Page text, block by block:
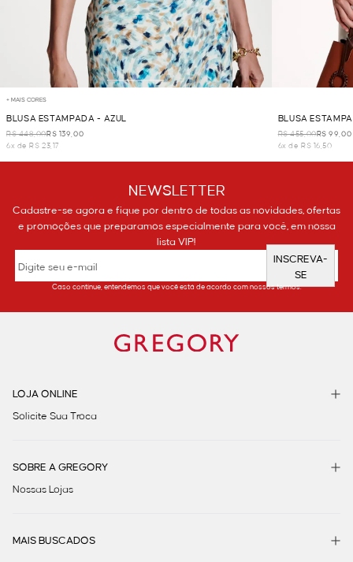
+ MAIS CORES
BLUSA ESTAMPADA - AZUL
R$ 448,00R$ 139,00
6x de R$ 23,17
BLUSA
R$ 455,00R$ 99,00
6x de R$ 16,50
NEWSLETTER
Cadastre-se agora e fique por dentro de todas as novidades, ofertas
e promoções que preparamos especialmente para você, em nossa
lista VIP!
INSCREVA-
SE
Caso continue, entendemos que você está de acordo com nossos termos.
LOJA ONLINE
Solicite Sua Troca
SOBRE A GREGORY
Nossas Lojas
MAIS BUSCADOS